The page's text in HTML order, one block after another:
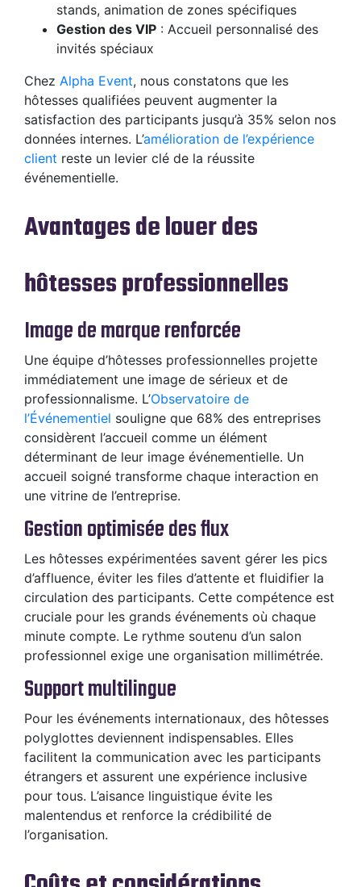
stands, animation de zones spécifiques
Gestion des VIP : Accueil personnalisé des
invités spéciaux
Chez Alpha Event, nous constatons que les
hôtesses qualifiées peuvent augmenter la
satisfaction des participants jusqu’à 35% selon nos
données internes. L’amélioration de l’expérience
client reste un levier clé de la réussite
événementielle.
Avantages de louer des
hôtesses professionnelles
Image de marque renforcée
Une équipe d’hôtesses professionnelles projette
immédiatement une image de sérieux et de
professionnalisme. L’Observatoire de
l’Événementiel souligne que 68% des entreprises
considèrent l’accueil comme un élément
déterminant de leur image événementielle. Un
accueil soigné transforme chaque interaction en
une vitrine de l’entreprise.
Gestion optimisée des flux
Les hôtesses expérimentées savent gérer les pics
d’affluence, éviter les files d’attente et fluidifier la
circulation des participants. Cette compétence est
cruciale pour les grands événements où chaque
minute compte. Le rythme soutenu d’un salon
professionnel exige une organisation millimétrée.
Support multilingue
Pour les événements internationaux, des hôtesses
polyglottes deviennent indispensables. Elles
facilitent la communication avec les participants
étrangers et assurent une expérience inclusive
pour tous. L’aisance linguistique évite les
malentendus et renforce la crédibilité de
l’organisation.